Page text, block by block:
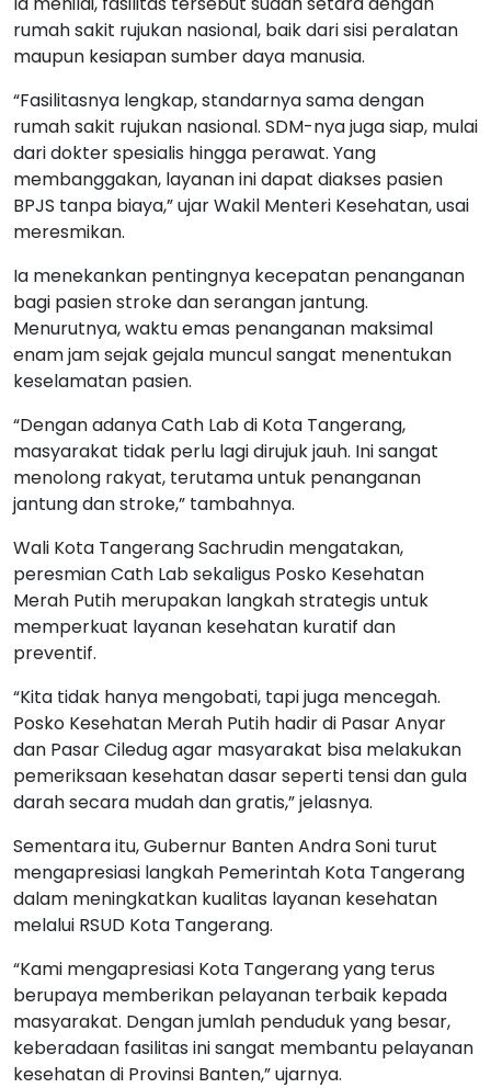
rumah sakit rujukan nasional, baik dari sisi peralatan
maupun kesiapan sumber daya manusia.
“Fasilitasnya lengkap, standarnya sama dengan
rumah sakit rujukan nasional. SDM-nya juga siap, mulai
dari dokter spesialis hingga perawat. Yang
membanggakan, layanan ini dapat diakses pasien
BPJS tanpa biaya,” ujar Wakil Menteri Kesehatan, usai
meresmikan.
Ia menekankan pentingnya kecepatan penanganan
bagi pasien stroke dan serangan jantung.
Menurutnya, waktu emas penanganan maksimal
enam jam sejak gejala muncul sangat menentukan
keselamatan pasien.
“Dengan adanya Cath Lab di Kota Tangerang,
masyarakat tidak perlu lagi dirujuk jauh. Ini sangat
menolong rakyat, terutama untuk penanganan
jantung dan stroke,” tambahnya.
Wali Kota Tangerang Sachrudin mengatakan,
peresmian Cath Lab sekaligus Posko Kesehatan
Merah Putih merupakan langkah strategis untuk
memperkuat layanan kesehatan kuratif dan
preventif.
“Kita tidak hanya mengobati, tapi juga mencegah.
Posko Kesehatan Merah Putih hadir di Pasar Anyar
dan Pasar Ciledug agar masyarakat bisa melakukan
pemeriksaan kesehatan dasar seperti tensi dan gula
darah secara mudah dan gratis,” jelasnya.
Sementara itu, Gubernur Banten Andra Soni turut
mengapresiasi langkah Pemerintah Kota Tangerang
dalam meningkatkan kualitas layanan kesehatan
melalui RSUD Kota Tangerang.
“Kami mengapresiasi Kota Tangerang yang terus
berupaya memberikan pelayanan terbaik kepada
masyarakat. Dengan jumlah penduduk yang besar,
keberadaan fasilitas ini sangat membantu pelayanan
kesehatan di Provinsi Banten,” ujarnya.